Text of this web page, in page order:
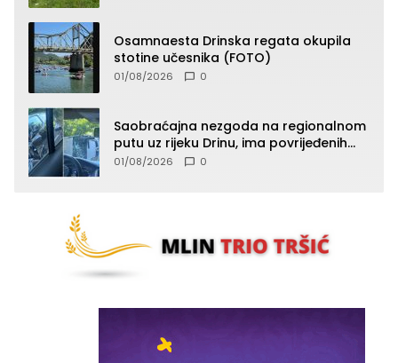
Osamnaesta Drinska regata okupila
stotine učesnika (FOTO)
01/08/2026 0
Saobraćajna nezgoda na regionalnom
putu uz rijeku Drinu, ima povrijeđenih
lica (FOTO)
01/08/2026 0